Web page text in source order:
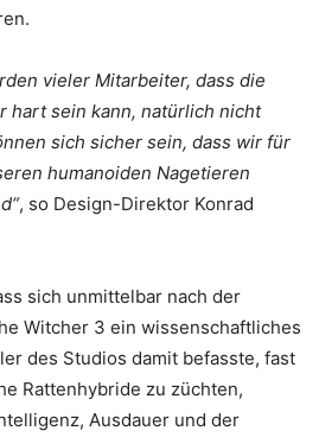
vieler Mitarbeiter, dass die
hart sein kann, natürlich nicht
sich sicher sein, dass wir für
humanoiden Nagetieren
, so Design-Direktor Konrad
sich unmittelbar nach der
Witcher 3 ein wissenschaftliches
des Studios damit befasste, fast
Rattenhybride zu züchten,
Ausdauer und der